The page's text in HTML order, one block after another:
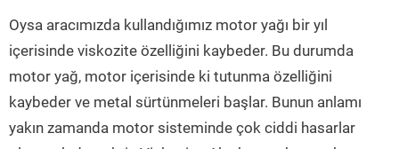
Oysa aracımızda kullandığımız motor yağı bir yıl
içerisinde viskozite özelliğini kaybeder. Bu durumda
motor yağ, motor içerisinde ki tutunma özelliğini
kaybeder ve metal sürtünmeleri başlar. Bunun anlamı
yakın zamanda motor sisteminde çok ciddi hasarlar